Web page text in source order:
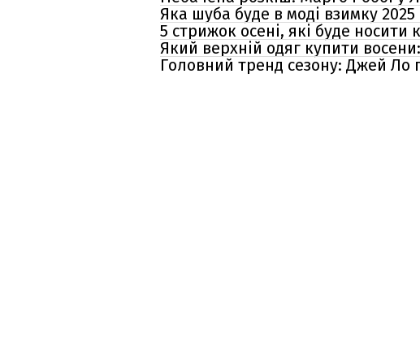
Яка шуба буде в моді взимку
5 стрижок осені, які буде
Який верхній одяг купити
Головний тренд сезону: Джей